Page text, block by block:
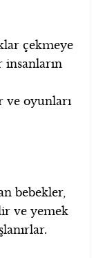
çekmeye
insanların
ve oyunları
bebekler,
ve yemek